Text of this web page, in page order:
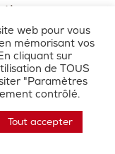
se
précis et
sont
mediation-
web pour vous
mémorisant vos
cliquant sur
de TOUS
"Paramètres
contrôlé.
Tout accepter